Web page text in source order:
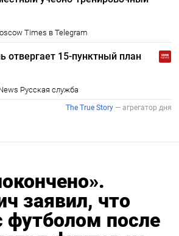
заявил, что
футболом после